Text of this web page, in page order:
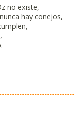
no existe,
hay conejos,